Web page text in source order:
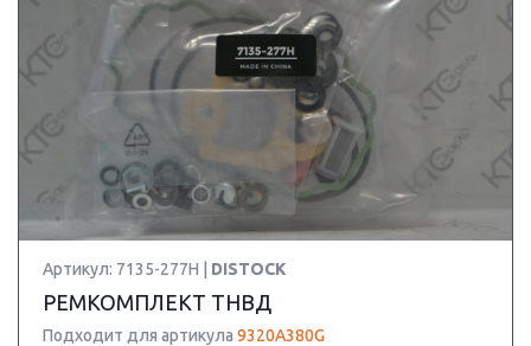
Артикул: 7135-277H | DISTOCK
РЕМКОМПЛЕКТ ТНВД
Подходит для артикула 9320A380G